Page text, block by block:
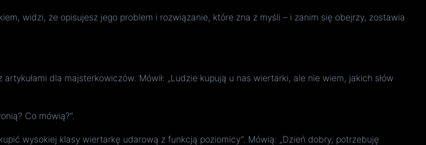
widzi, że opisujesz jego problem i rozwiązanie, które zna z myśli – i zanim się obejrzy, zostawia
dla majsterkowiczów. Mówił: „Ludzie kupują u nas wiertarki, ale nie wiem, jakich słów
Co mówią?”.
wysokiej klasy wiertarkę udarową z funkcją poziomicy”. Mówią: „Dzień dobry, potrzebuję